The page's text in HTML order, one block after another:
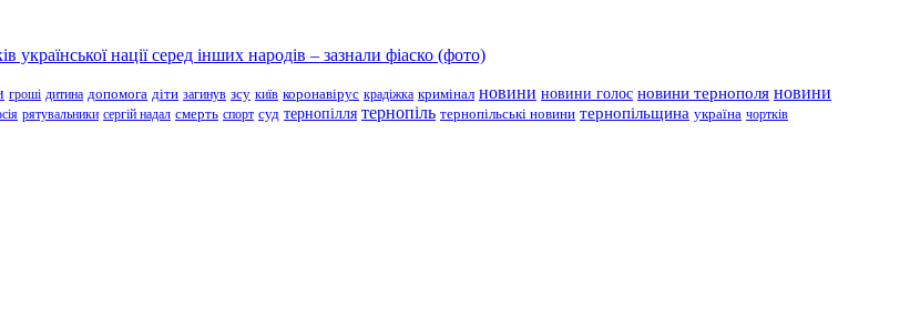
нації серед інших народів – зазнали фіаско (фото)
гроші дитина допомога діти загинув зсу київ коронавірус крадіжка кримінал новини новини голос новини тернополя новини
рятувальники сергій надал смерть спорт суд тернопілля тернопіль тернопільські новини тернопільщина україна чортків